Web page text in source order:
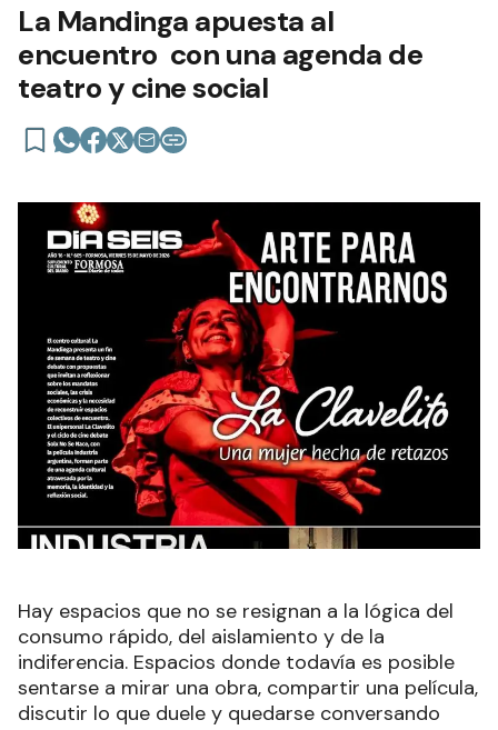
La Mandinga apuesta al
encuentro con una agenda de
teatro y cine social
Hay espacios que no se resignan a la lógica del
consumo rápido, del aislamiento y de la
indiferencia. Espacios donde todavía es posible
sentarse a mirar una obra, compartir una película,
discutir lo que duele y quedarse conversando